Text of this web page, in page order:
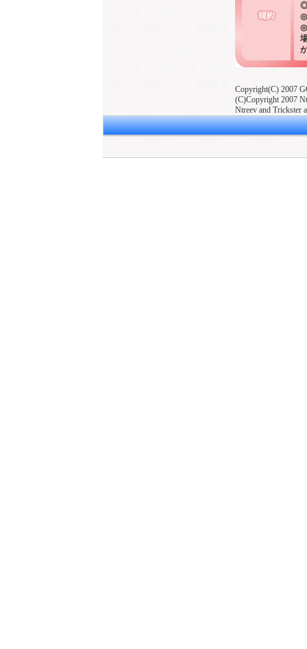
◎
◎
◎
Copyright(C) 2007
(C)Copyright 2007
Ntreev and Trickster